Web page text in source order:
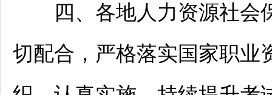
四、各地人力资源社会
切配合，严格落实国家职业